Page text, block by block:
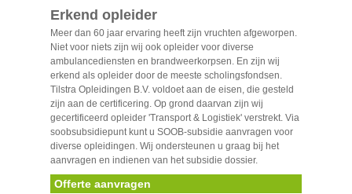
Erkend opleider
Meer dan 60 jaar ervaring heeft zijn vruchten afgeworpen.
Niet voor niets zijn wij ook opleider voor diverse
ambulancediensten en brandweerkorpsen. En zijn wij
erkend als opleider door de meeste scholingsfondsen.
Tilstra Opleidingen B.V. voldoet aan de eisen, die gesteld
zijn aan de certificering. Op grond daarvan zijn wij
gecertificeerd opleider 'Transport & Logistiek' verstrekt. Via
soobsubsidiepunt kunt u SOOB-subsidie aanvragen voor
diverse opleidingen. Wij ondersteunen u graag bij het
aanvragen en indienen van het subsidie dossier.
Offerte aanvragen